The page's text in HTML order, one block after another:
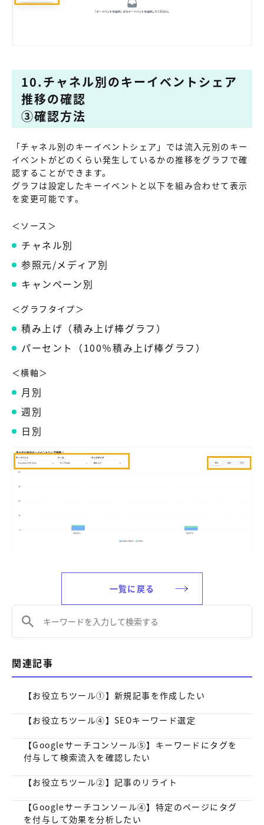
10.チャネル別のキーイベントシェア
推移の確認
③確認方法
「チャネル別のキーイベントシェア」では流入元別のキー
イベントがどのくらい発生しているかの推移をグラフで確
認することができます。
グラフは設定したキーイベントと以下を組み合わせて表示
を変更可能です。
＜ソース＞
チャネル別
参照元/メディア別
キャンペーン別
＜グラフタイプ＞
積み上げ（積み上げ棒グラフ）
パーセント（100％積み上げ棒グラフ）
＜横軸＞
月別
週別
日別
一覧に戻る
関連記事
【お役立ちツール①】新規記事を作成したい
【お役立ちツール④】SEOキーワード選定
【Googleサーチコンソール⑤】キーワードにタグを
付与して検索流入を確認したい
【お役立ちツール②】記事のリライト
【Googleサーチコンソール④】特定のページにタグ
を付与して効果を分析したい